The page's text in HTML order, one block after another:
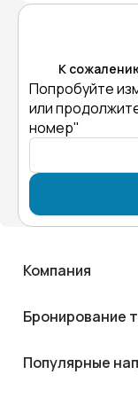
К
Попробуйте
или
номер"
Компания
Бронирование
Популярные